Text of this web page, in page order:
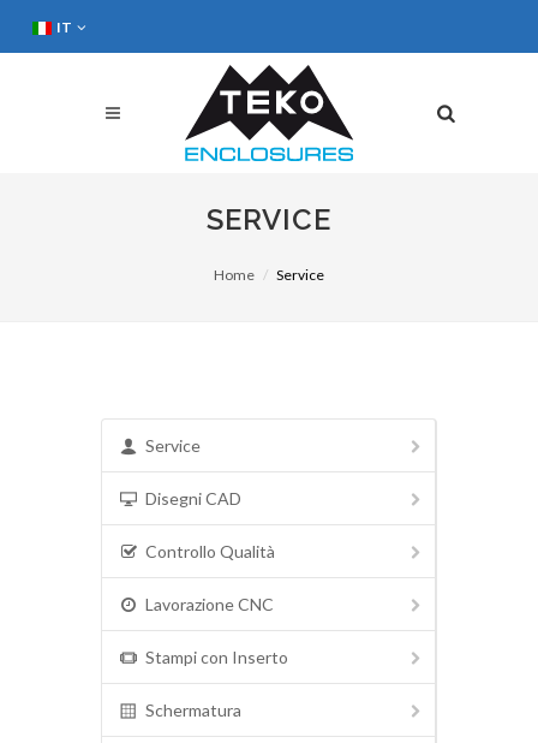
IT
SERVICE
Home Service
Service
Disegni CAD
Controllo Qualità
Lavorazione CNC
Stampi con Inserto
Schermatura